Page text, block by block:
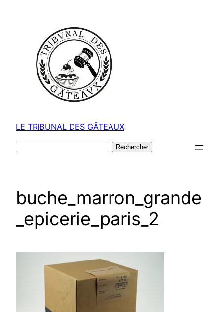
LE TRIBUNAL DES GÂTEAUX
Rechercher
buche_marron_grande
_epicerie_paris_2